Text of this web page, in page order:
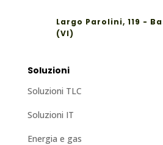
Largo Parolini, 119 -
(VI)
Soluzioni
Soluzioni TLC
Soluzioni IT
Energia e gas